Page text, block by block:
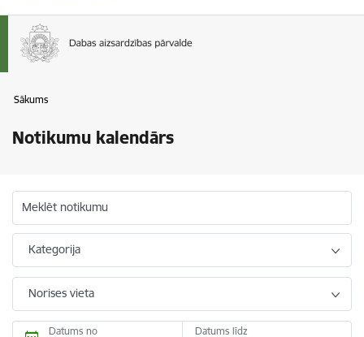
Sākums
Notikumu kalendārs
Meklēt notikumu
Kategorija
Norises vieta
Datums no Datums līdz